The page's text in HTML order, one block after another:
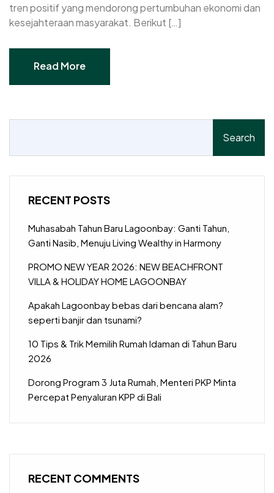
tren positif yang mendorong pertumbuhan ekonomi dan
kesejahteraan masyarakat. Berikut […]
Read More
Search
RECENT POSTS
Muhasabah Tahun Baru Lagoonbay: Ganti Tahun,
Ganti Nasib, Menuju Living Wealthy in Harmony
PROMO NEW YEAR 2026: NEW BEACHFRONT
VILLA & HOLIDAY HOME LAGOONBAY
Apakah Lagoonbay bebas dari bencana alam?
seperti banjir dan tsunami?
10 Tips & Trik Memilih Rumah Idaman di Tahun Baru
2026
Dorong Program 3 Juta Rumah, Menteri PKP Minta
Percepat Penyaluran KPP di Bali
RECENT COMMENTS